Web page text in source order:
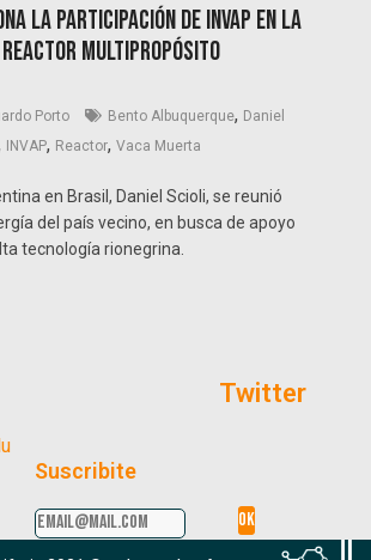
la participación de INVAP en la
Multipropósito
Porto Bento Albuquerque, Daniel
INVAP, Reactor,Vaca Muerta
en Brasil, Daniel Scioli, se reunió
del país vecino, en busca de apoyo
tecnología rionegrina.
Twitter
Suscribite